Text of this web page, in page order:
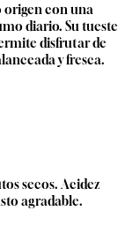
origen con una
diario. Su tueste
disfrutar de
y fresca.
secos. Acidez
agradable.